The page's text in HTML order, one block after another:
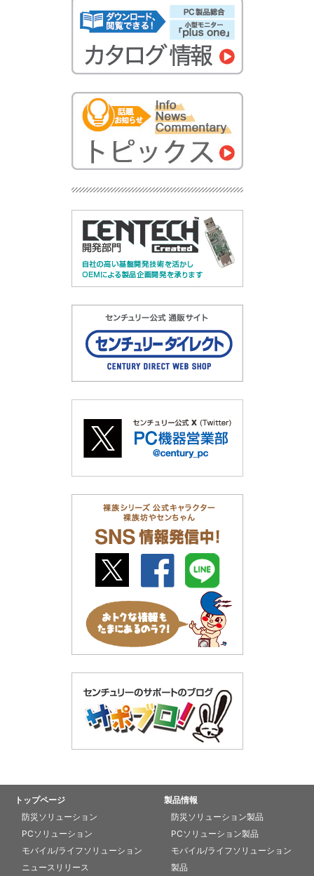
トップページ
防災ソリューション
PCソリューション
モバイル/ライフソリューション
ニュースリリース
製品情報
防災ソリューション製品
PCソリューション製品
モバイル/ライフソリューション
製品